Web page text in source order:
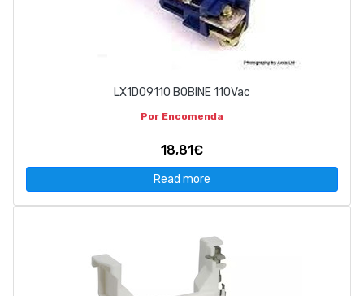
LX1D09110 BOBINE 110Vac
Por Encomenda
18,81€
Read more